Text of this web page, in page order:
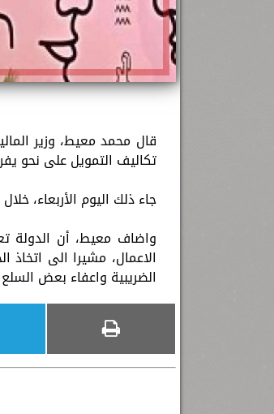
تكاليف التمويل على نحو
جاء ذلك اليوم الأربعاء،
واضاف معيط، أن الدولة
الاعمال، مشيرا الى
الضريبية واعفاء بعض